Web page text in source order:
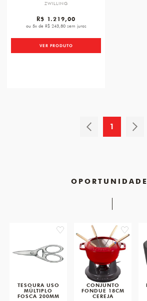
ZWILLING
R$ 1.219,00
ou 5x de R$ 243,80 sem juros
VER PRODUTO
1
favorite
TESOURA USO
MÚLTIPLO
FOSCA 200MM
favorite
CONJUNTO
FONDUE 18CM
CEREJA